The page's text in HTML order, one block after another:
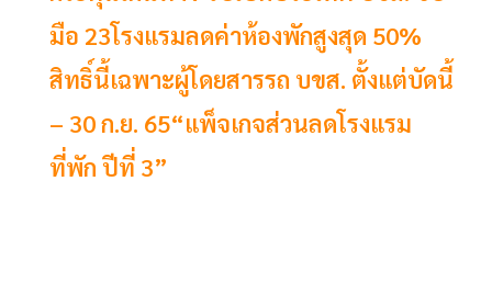
มือ 23โรงแรมลดค่าห้องพักสูงสุด 50%
สิทธิ์นี้เฉพาะผู้โดยสารรถ บขส. ตั้งแต่บัดนี้
– 30 ก.ย. 65“แพ็จเกจส่วนลดโรงแรม
ที่พัก ปีที่ 3”